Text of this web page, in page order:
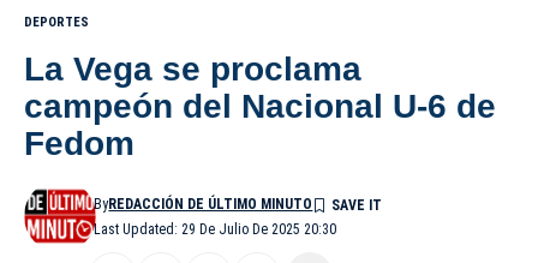
DEPORTES
La Vega se proclama
campeón del Nacional U-6 de
Fedom
Last Updated: 29 De Julio De 2025 20:30
ByREDACCIÓN DE ÚLTIMO MINUTO